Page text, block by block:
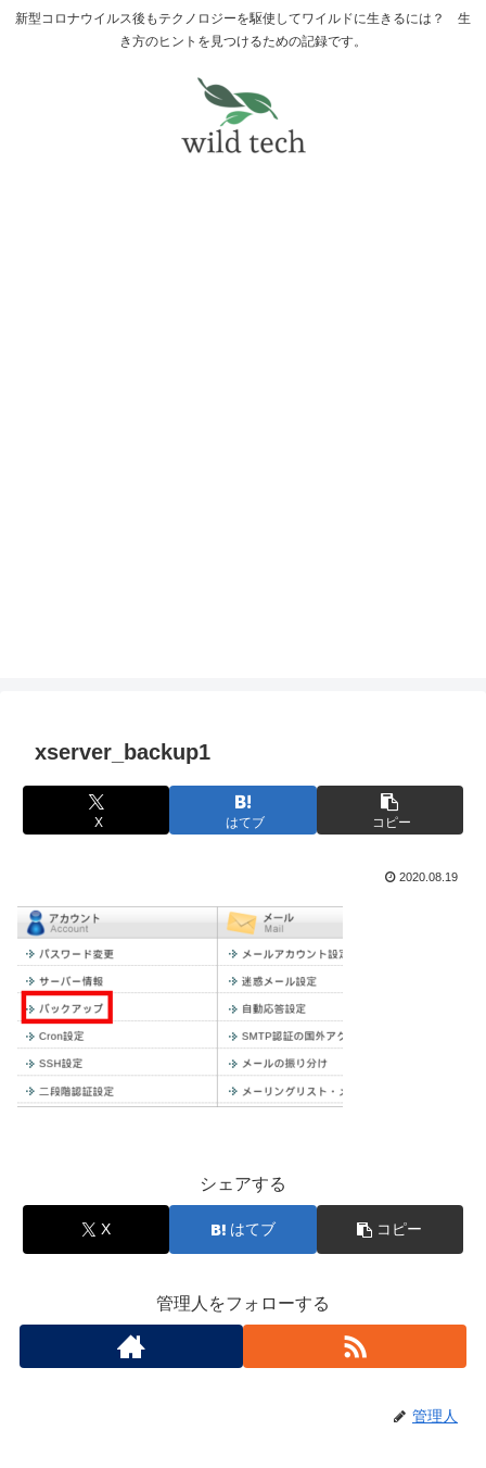
新型コロナウイルス後もテクノロジーを駆使してワイルドに生きるには？ 生
き方のヒントを見つけるための記録です。
xserver_backup1
X はてブ コピー
2020.08.19
シェアする
X はてブ コピー
管理人をフォローする
管理人